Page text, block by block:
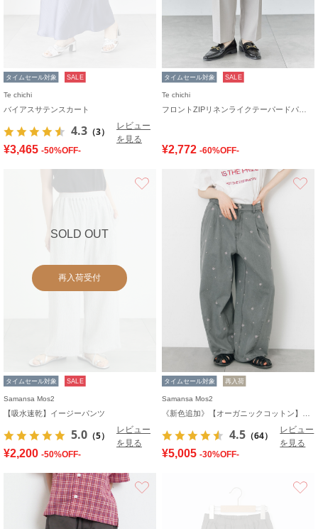
タイムセール対象 SALE
Te chichi
バイアスサテンスカート
4.3 （3）
レビュー
を見る
¥3,465 -50%OFF-
タイムセール対象 SALE
Te chichi
¥2,772 -60%OFF-
SOLD OUT
再入荷受付
タイムセール対象 SALE
Samansa Mos2
【吸水速乾】イージーパンツ
5.0 （5）
レビュー
を見る
¥2,200 -50%OFF-
タイムセール対象 再入荷
Samansa Mos2
4.5 （64）
レビュー
を見る
¥5,005 -30%OFF-